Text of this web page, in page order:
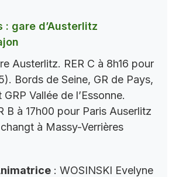
: gare d’Austerlitz
Austerlitz. RER C à 8h16 pour
Bords de Seine, GR de Pays,
Vallée de l’Essonne.
B à 17h00 pour Paris Auserlitz
à Massy-Verrières
: WOSINSKI Evelyne